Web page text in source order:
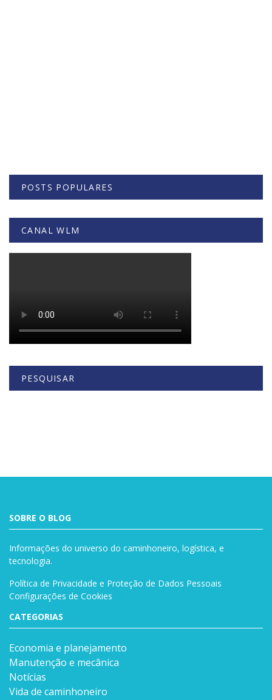
POSTS POPULARES
CANAL WLM
PESQUISAR
SOBRE O BLOG
Informações do universo do caminhoneiro, logística, e
tecnologia.
Política de Privacidade e Proteção de Dados Pessoais
Configurações de Cookies
CATEGORIAS
Economia e planejamento
Manutenção e mecânica
Notícias
Vida de caminhoneiro